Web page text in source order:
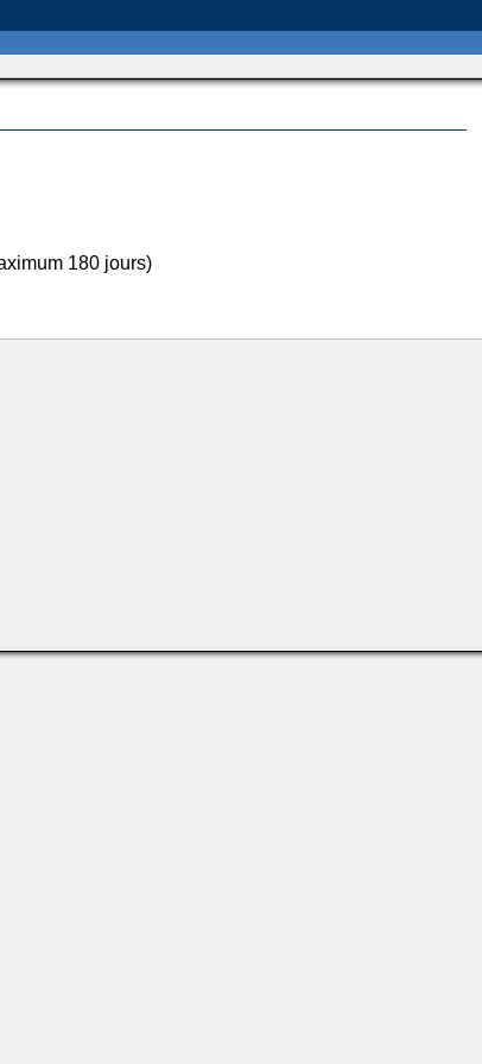
180 jours)